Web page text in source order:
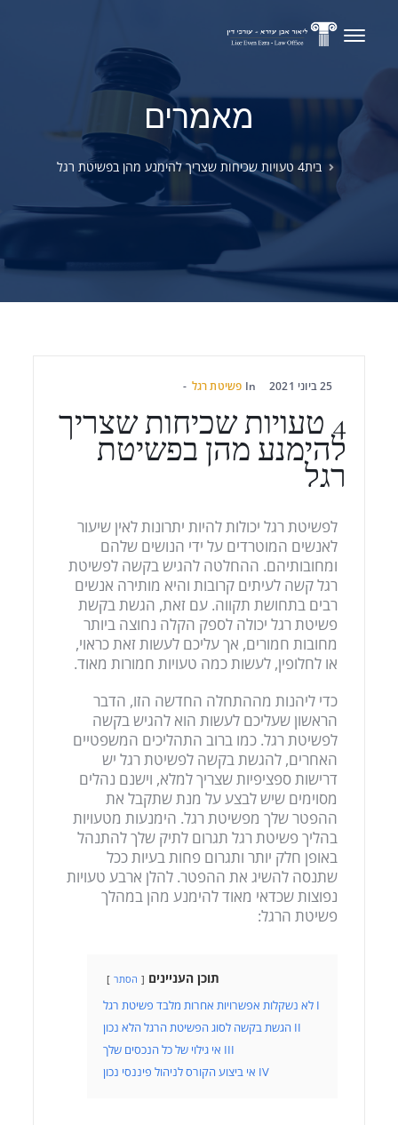
מאמרים
בית4 טעויות שכיחות שצריך להימנע מהן בפשיטת רגל
25 ביוני 2021 In פשיטת רגל
4 טעויות שכיחות שצריך
להימנע מהן בפשיטת
רגל
לפשיטת רגל יכולות להיות יתרונות לאין שיעור
לאנשים המוטרדים על ידי הנושים שלהם
ומחובותיהם. ההחלטה להגיש בקשה לפשיטת
רגל קשה לעיתים קרובות והיא מותירה אנשים
רבים בתחושת תקווה. עם זאת, הגשת בקשת
פשיטת רגל יכולה לספק הקלה נחוצה ביותר
מחובות חמורים, אך עליכם לעשות זאת כראוי,
או לחלופין, לעשות כמה טעויות חמורות מאוד.
כדי ליהנות מההתחלה החדשה הזו, הדבר
הראשון שעליכם לעשות הוא להגיש בקשה
לפשיטת רגל. כמו ברוב התהליכים המשפטיים
האחרים, להגשת בקשה לפשיטת רגל יש
דרישות ספציפיות שצריך למלא, וישנם נהלים
מסוימים שיש לבצע על מנת שתקבל את
ההפטר שלך מפשיטת רגל. הימנעות מטעויות
בהליך פשיטת רגל תגרום לתיק שלך להתנהל
באופן חלק יותר ותגרום פחות בעיות ככל
שתנסה להשיג את ההפטר. להלן ארבע טעויות
נפוצות שכדאי מאוד להימנע מהן במהלך
פשיטת הרגל:
תוכן העניינים הסתר
I לא נשקלות אפשרויות אחרות מלבד פשיטת רגל
II הגשת בקשה לסוג הפשיטת הרגל הלא נכון
III אי גילוי של כל הנכסים שלך
IV אי ביצוע הקורס לניהול פיננסי נכון